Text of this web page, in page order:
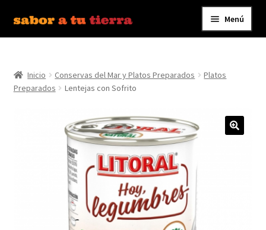
Ir
a
Ir
al
Menú
Bebidas
Carnes y Embutidos
Conservas y Platos Preparados
Inicio Conservas del Mar y Platos Preparados
Platos
Preparados
Lentejas con Sofrito